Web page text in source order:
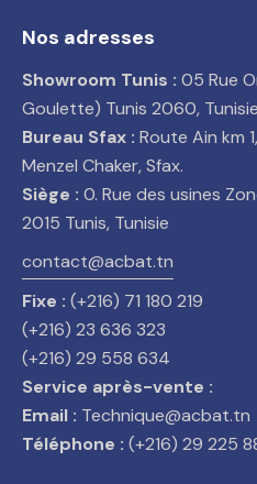
Nos adresses
Showroom Tunis : 05 Rue
Goulette) Tunis 2060, Tunisie
Bureau Sfax : Route Ain km
Menzel Chaker, Sfax.
Siège : 0. Rue des usines
2015 Tunis, Tunisie
contact@acbat.tn
Fixe : (+216) 71 180 219
(+216) 23 636 323
(+216) 29 558 634
Service après-vente :
Email : Technique@acbat.tn
Téléphone : (+216) 29 225